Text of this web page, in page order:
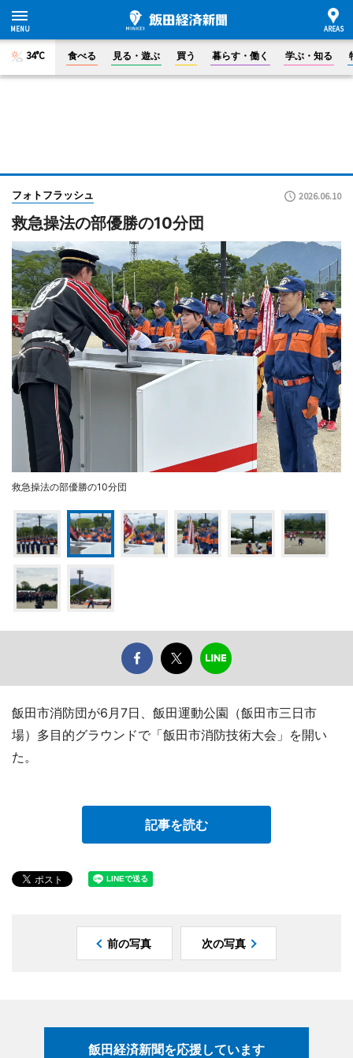
34°C 食べる 見る・遊ぶ 買う 暮らす・働く 学ぶ・知る
フォトフラッシュ 2026.06.10
救急操法の部優勝の10分団
救急操法の部優勝の10分団
飯田市消防団が6月7日、飯田運動公園（飯田市三日市
場）多目的グラウンドで「飯田市消防技術大会」を開い
た。
記事を読む
前の写真 次の写真
飯田経済新聞を応援しています